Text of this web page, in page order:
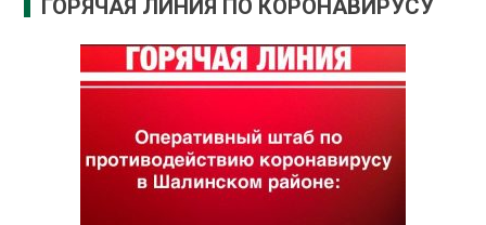
ГОРЯЧАЯ ЛИНИЯ ПО КОРОНАВИРУСУ